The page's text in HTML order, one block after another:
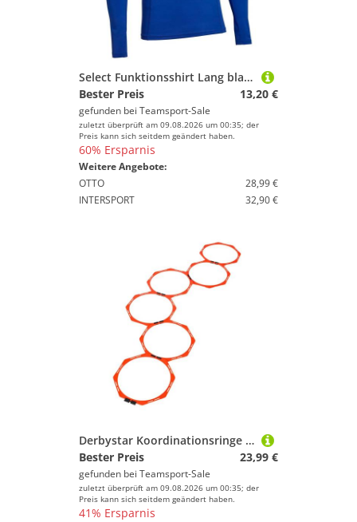
Select Funktionsshirt Lang blau 10/12 years
Bester Preis
13,20 €
gefunden bei Teamsport-Sale
zuletzt überprüft am 09.08.2026 um 00:35; der
Preis kann sich seitdem geändert haben.
60% Ersparnis
Weitere Angebote:
OTTO
28,99 €
INTERSPORT
32,90 €
Derbystar Koordinationsringe Oktagon v22, rot, uni
Bester Preis
23,99 €
gefunden bei Teamsport-Sale
zuletzt überprüft am 09.08.2026 um 00:35; der
Preis kann sich seitdem geändert haben.
41% Ersparnis